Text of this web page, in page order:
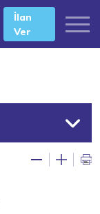
İlan
Ver